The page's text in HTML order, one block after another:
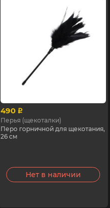
490 p
Перья (щекоталки)
Перо горничной для щекотания,
26 см
Нет в наличии